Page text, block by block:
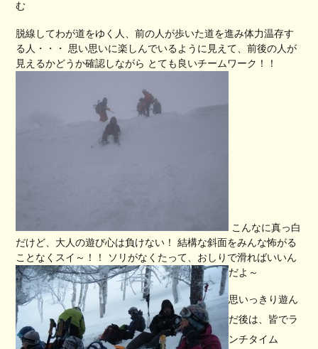
む
脱線してわが道をゆく人、前の人が歩いた道を進み体力温存す
る人・・・ 思い思いに楽しんでいるように見えて、前後の人が
見えるかどうか確認しながら とても良いチームワーク！！
こんなに真っ白
だけど、大人の遊び心は負けない！ 結構な斜面をみんな怖がる
ことなくスイ～！！ ソリがなくたって、おしりで滑ればいいん
だよ～
思いっきり遊ん
だ後は、皆でラ
ンチタイム